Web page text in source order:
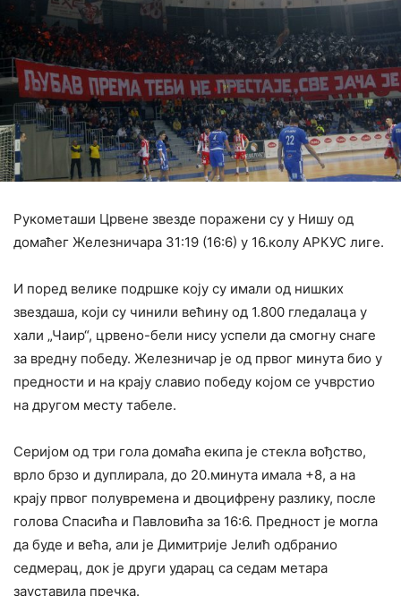
Рукометаши Црвене звезде поражени су у Нишу од
домаћег Железничара 31:19 (16:6) у 16.колу АРКУС лиге.
И поред велике подршке коју су имали од нишких
звездаша, који су чинили већину од 1.800 гледалаца у
хали „Чаир“, црвено-бели нису успели да смогну снаге
за вредну победу. Железничар је од првог минута био у
предности и на крају славио победу којом се учврстио
на другом месту табеле.
Серијом од три гола домаћа екипа је стекла вођство,
врло брзо и дуплирала, до 20.минута имала +8, а на
крају првог полувремена и двоцифрену разлику, после
голова Спасића и Павловића за 16:6. Предност је могла
да буде и већа, али је Димитрије Јелић одбранио
седмерац, док је други ударац са седам метара
зауставила пречка.